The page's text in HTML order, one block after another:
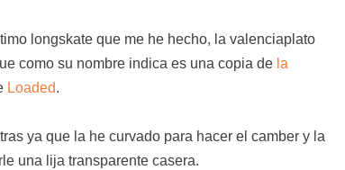
longskate que me he hecho, la valenciaplato
como su nombre indica es una copia de la
Loaded.
ya que la he curvado para hacer el camber y la
una lija transparente casera.